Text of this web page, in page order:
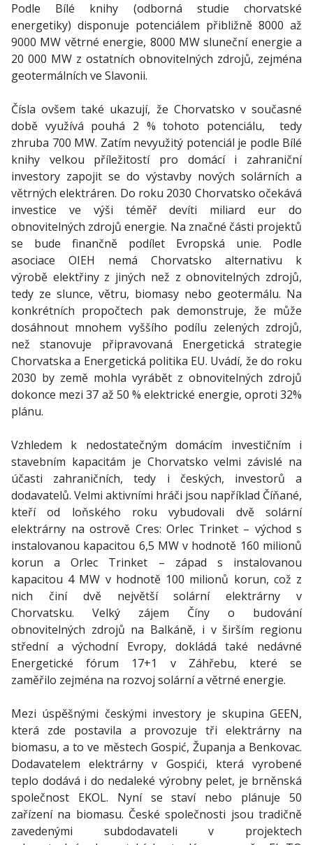
Podle Bílé knihy (odborná studie chorvatské
energetiky) disponuje potenciálem přibližně 8000 až
9000 MW větrné energie, 8000 MW sluneční energie a
20 000 MW z ostatních obnovitelných zdrojů, zejména
geotermálních ve Slavonii.
Čísla ovšem také ukazují, že Chorvatsko v současné
době využívá pouhá 2 % tohoto potenciálu, tedy
zhruba 700 MW. Zatím nevyužitý potenciál je podle Bílé
knihy velkou příležitostí pro domácí i zahraniční
investory zapojit se do výstavby nových solárních a
větrných elektráren. Do roku 2030 Chorvatsko očekává
investice ve výši téměř devíti miliard eur do
obnovitelných zdrojů energie. Na značné části projektů
se bude finančně podílet Evropská unie. Podle
asociace OIEH nemá Chorvatsko alternativu k
výrobě elektřiny z jiných než z obnovitelných zdrojů,
tedy ze slunce, větru, biomasy nebo geotermálu. Na
konkrétních propočtech pak demonstruje, že může
dosáhnout mnohem vyššího podílu zelených zdrojů,
než stanovuje připravovaná Energetická strategie
Chorvatska a Energetická politika EU. Uvádí, že do roku
2030 by země mohla vyrábět z obnovitelných zdrojů
dokonce mezi 37 až 50 % elektrické energie, oproti 32%
plánu.
Vzhledem k nedostatečným domácím investičním i
stavebním kapacitám je Chorvatsko velmi závislé na
účasti zahraničních, tedy i českých, investorů a
dodavatelů. Velmi aktivními hráči jsou například Číňané,
kteří od loňského roku vybudovali dvě solární
elektrárny na ostrově Cres: Orlec Trinket – východ s
instalovanou kapacitou 6,5 MW v hodnotě 160 milionů
korun a Orlec Trinket – západ s instalovanou
kapacitou 4 MW v hodnotě 100 milionů korun, což z
nich činí dvě největší solární elektrárny v
Chorvatsku. Velký zájem Číny o budování
obnovitelných zdrojů na Balkáně, i v širším regionu
střední a východní Evropy, dokládá také nedávné
Energetické fórum 17+1 v Záhřebu, které se
zaměřilo zejména na rozvoj solární a větrné energie.
Mezi úspěšnými českými investory je skupina GEEN,
která zde postavila a provozuje tři elektrárny na
biomasu, a to ve městech Gospić, Županja a Benkovac.
Dodavatelem elektrárny v Gospići, která vyrobené
teplo dodává i do nedaleké výrobny pelet, je brněnská
společnost EKOL. Nyní se staví nebo plánuje 50
zařízení na biomasu. České společnosti jsou tradičně
zavedenými subdodavateli v projektech